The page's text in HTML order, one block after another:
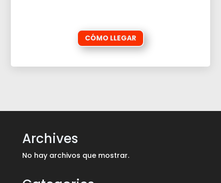
CÓMO LLEGAR
Archives
No hay archivos que mostrar.